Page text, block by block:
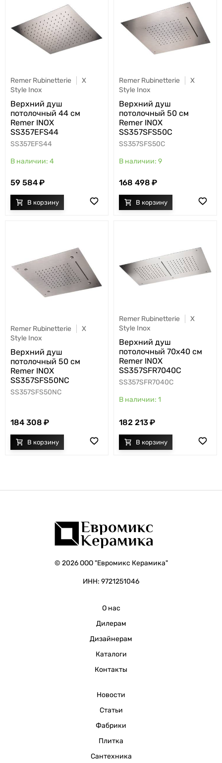
Remer Rubinetterie
X
Style Inox
Верхний душ
потолочный 44 см
Remer INOX
SS357EFS44
SS357EFS44
4
59 584
Remer Rubinetterie
X
Style Inox
Верхний душ
потолочный 50 см
Remer INOX
SS357SFS50C
SS357SFS50C
9
168 498
Remer Rubinetterie
X
Style Inox
Верхний душ
потолочный 50 см
Remer INOX
SS357SFS50NC
SS357SFS50NC
184 308
Remer Rubinetterie
X
Style Inox
Верхний душ
потолочный 70x40 см
Remer INOX
SS357SFR7040C
SS357SFR7040C
1
182 213
© 2026 ООО "Евромикс Керамика"
ИНН: 9721251046
О нас
Дилерам
Дизайнерам
Каталоги
Контакты
Новости
Статьи
Фабрики
Плитка
Сантехника